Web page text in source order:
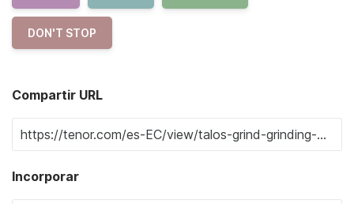
DON'T STOP
Compartir URL
Incorporar